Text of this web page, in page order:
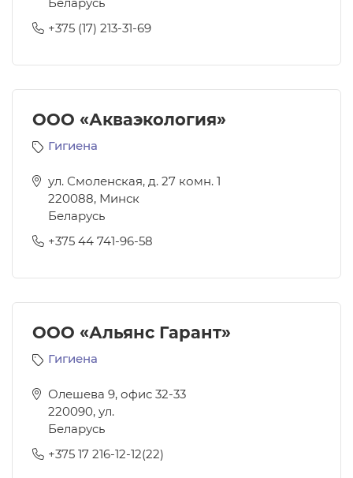
Беларусь
+375 (17) 213-31-69
ООО «Акваэкология»
Гигиена
ул. Смоленская, д. 27 комн. 1
220088, Минск
Беларусь
+375 44 741-96-58
ООО «Альянс Гарант»
Гигиена
Олешева 9, офис 32-33
220090, ул.
Беларусь
+375 17 216-12-12(22)